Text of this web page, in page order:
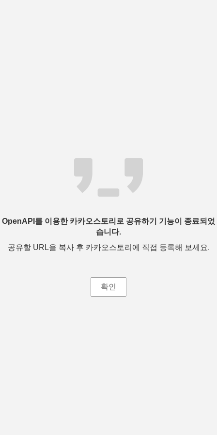
OpenAPI를 이용한 카카오스토리로 공유하기 기능이 종료되었
습니다.
공유할 URL을 복사 후 카카오스토리에 직접 등록해 보세요.
확인